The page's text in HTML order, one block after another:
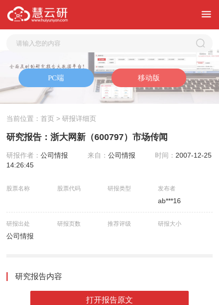
当前位置：首页 > 研报详细页
研究报告：浙大网新（600797）市场传闻
研报作者：公司情报 来自：公司情报 时间： 2007-12-25
14:26:45
股票名称 股票代码 研报类型 发布者
ab***16
研报出处
公司情报
研报页数 推荐评级 研报大小
研究报告内容
打开报告原文